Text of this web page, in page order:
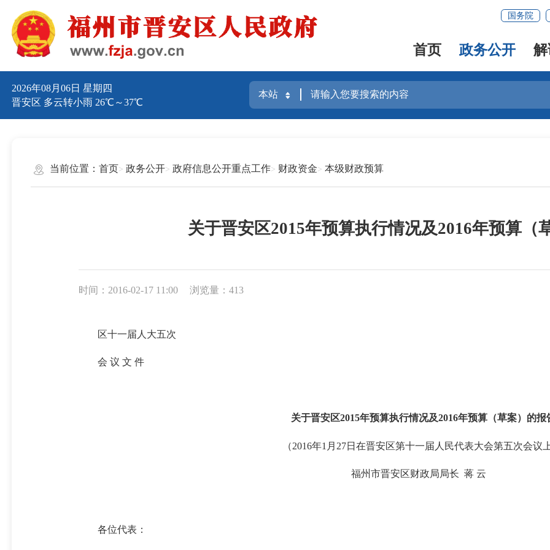
国务院
首页 政务公开
2026年08月06日 星期四
晋安区 多云转小雨 26℃～37℃
当前位置： 首页 政务公开 政府信息公开重点工作 财政资金 本级财政预算
关于晋安区2015年预算执行情况及2016年预算（
时间：2016-02-17 11:00 浏览量：413
区十一届人大五次
会 议 文 件
关于晋安区2015年预算执行情况及2016年预算（草案）的报
（2016年1月27日在晋安区第十一届 人民代表大会第五次会议
福州市晋安区财政局局长 蒋 云
各位代表：